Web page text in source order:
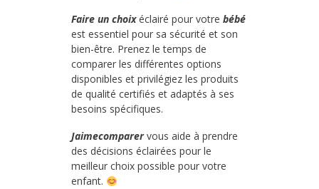
Faire un choixéclairé pour votre bébé
est essentiel pour sa sécurité et son
bien-être. Prenez le temps de
comparer les différentes options
disponibles et privilégiez les produits
de qualité certifiés et adaptés à ses
besoins spécifiques.
Jaimecomparervous aide à prendre
des décisions éclairées pour le
meilleur choix possible pour votre
enfant.